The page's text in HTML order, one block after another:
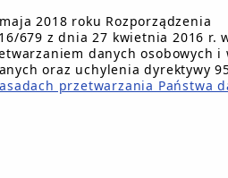
Dziemianach
REDAKCJA BIP.GOV.PL
2018 roku Rozporządzenia
679 z dnia 27 kwietnia 2016 r.
danych osobowych i
oraz uchylenia dyrektywy
przetwarzania Państwa